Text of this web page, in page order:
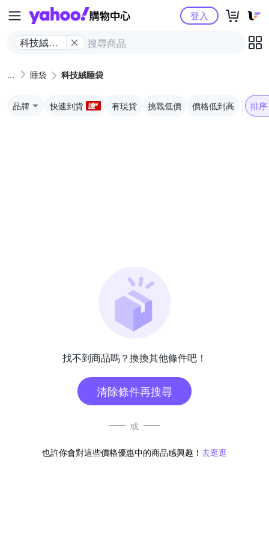
Yahoo購物中心
科技絨睡
登入
睡袋 科技絨睡袋
品牌 快速到貨 有現貨 挑戰低價 價格低到高 排序
找不到商品嗎？換換其他條件吧！
清除條件再搜尋
或
也許你會對這些價格優惠中的商品感興趣！ 去逛逛